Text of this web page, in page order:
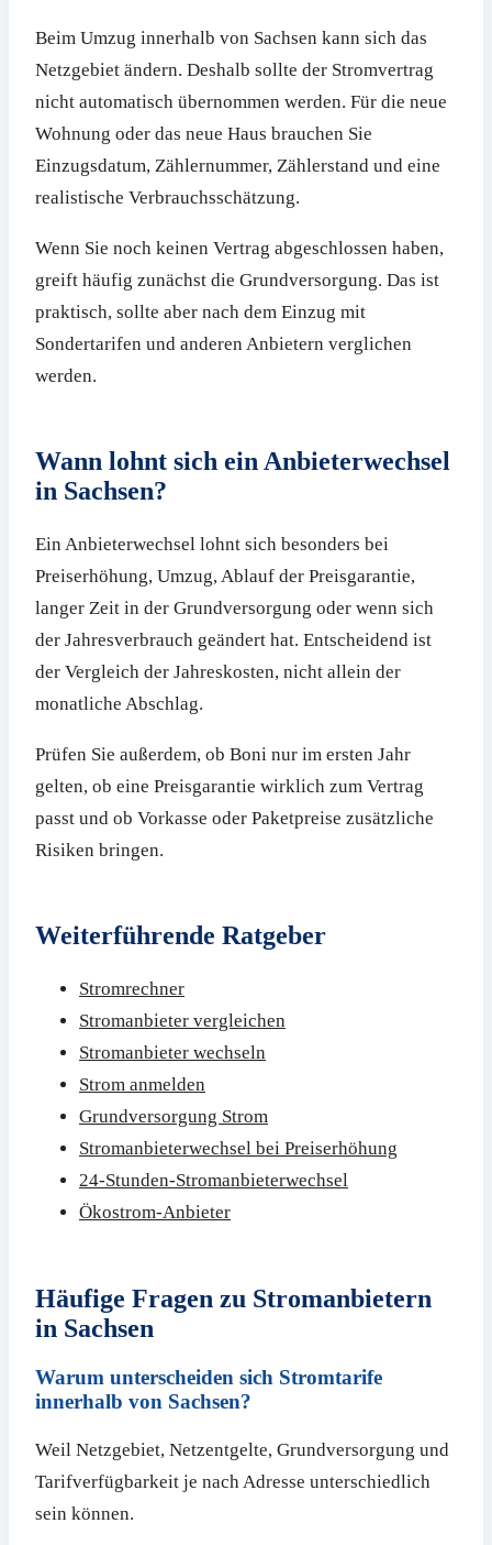
Beim Umzug innerhalb von Sachsen kann sich das
Netzgebiet ändern. Deshalb sollte der Stromvertrag
nicht automatisch übernommen werden. Für die neue
Wohnung oder das neue Haus brauchen Sie
Einzugsdatum, Zählernummer, Zählerstand und eine
realistische Verbrauchsschätzung.
Wenn Sie noch keinen Vertrag abgeschlossen haben,
greift häufig zunächst die Grundversorgung. Das ist
praktisch, sollte aber nach dem Einzug mit
Sondertarifen und anderen Anbietern verglichen
werden.
Wann lohnt sich ein Anbieterwechsel
in Sachsen?
Ein Anbieterwechsel lohnt sich besonders bei
Preiserhöhung, Umzug, Ablauf der Preisgarantie,
langer Zeit in der Grundversorgung oder wenn sich
der Jahresverbrauch geändert hat. Entscheidend ist
der Vergleich der Jahreskosten, nicht allein der
monatliche Abschlag.
Prüfen Sie außerdem, ob Boni nur im ersten Jahr
gelten, ob eine Preisgarantie wirklich zum Vertrag
passt und ob Vorkasse oder Paketpreise zusätzliche
Risiken bringen.
Weiterführende Ratgeber
Stromrechner
Stromanbieter vergleichen
Stromanbieter wechseln
Strom anmelden
Grundversorgung Strom
Stromanbieterwechsel bei Preiserhöhung
24-Stunden-Stromanbieterwechsel
Ökostrom-Anbieter
Häufige Fragen zu Stromanbietern
in Sachsen
Warum unterscheiden sich Stromtarife
innerhalb von Sachsen?
Weil Netzgebiet, Netzentgelte, Grundversorgung und
Tarifverfügbarkeit je nach Adresse unterschiedlich
sein können.